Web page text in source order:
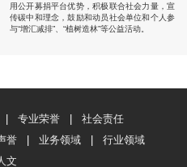
用公开募捐平台优势，积极联合社会力量，宣
传碳中和理念，鼓励和动员社会单位和个人参
与“增汇减排”、“植树造林”等公益活动。
专业荣誉
社会责任
誉 业务领域
行业领域
文